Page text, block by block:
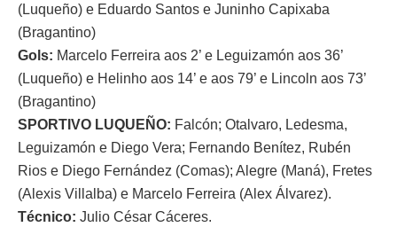
(Luqueño) e Eduardo Santos e Juninho Capixaba
(Bragantino)
Gols: Marcelo Ferreira aos 2’ e Leguizamón aos 36’
(Luqueño) e Helinho aos 14’ e aos 79’ e Lincoln aos 73’
(Bragantino)
SPORTIVO LUQUEÑO: Falcón; Otalvaro, Ledesma,
Leguizamón e Diego Vera; Fernando Benítez, Rubén
Rios e Diego Fernández (Comas); Alegre (Maná), Fretes
(Alexis Villalba) e Marcelo Ferreira (Alex Álvarez).
Técnico: Julio César Cáceres.